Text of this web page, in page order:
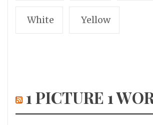
White Yellow
1 PICTURE 1